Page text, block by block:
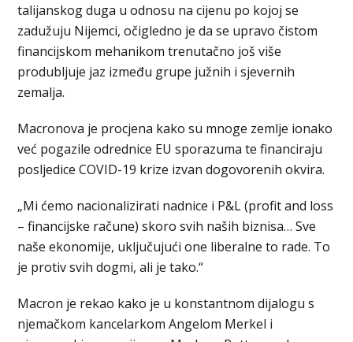
talijanskog duga u odnosu na cijenu po kojoj se
zadužuju Nijemci, očigledno je da se upravo čistom
financijskom mehanikom trenutačno još više
produbljuje jaz između grupe južnih i sjevernih
zemalja.
Macronova je procjena kako su mnoge zemlje ionako
već pogazile odrednice EU sporazuma te financiraju
posljedice COVID-19 krize izvan dogovorenih okvira.
„Mi ćemo nacionalizirati nadnice i P&L (profit and loss
– financijske račune) skoro svih naših biznisa… Sve
naše ekonomije, uključujući one liberalne to rade. To
je protiv svih dogmi, ali je tako.“
Macron je rekao kako je u konstantnom dijalogu s
njemačkom kancelarkom Angelom Merkel i